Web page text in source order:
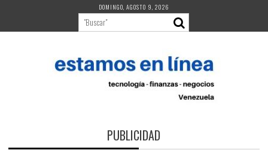
contenido
DOMINGO, AGOSTO 9, 2026
PUBLICIDAD